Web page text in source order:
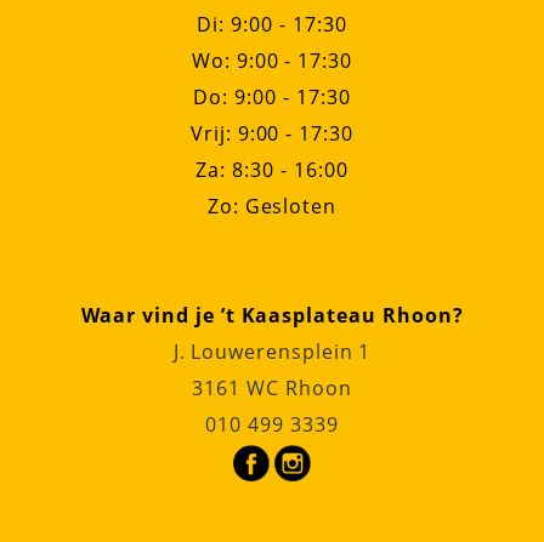
Di: 9:00 - 17:30
Wo: 9:00 - 17:30
Do: 9:00 - 17:30
Vrij: 9:00 - 17:30
Za: 8:30 - 16:00
Zo: Gesloten
Waar vind je ’t Kaasplateau Rhoon?
J. Louwerensplein 1
3161 WC Rhoon
010 499 3339